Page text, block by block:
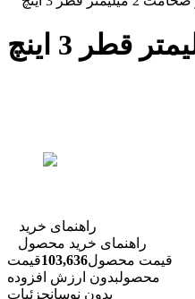
راهنمای خرید
راهنمای خرید محصول
قیمت محصول103,636قیمت
محصولبدون ارزش افزوده
بدون نوسانجزئیات